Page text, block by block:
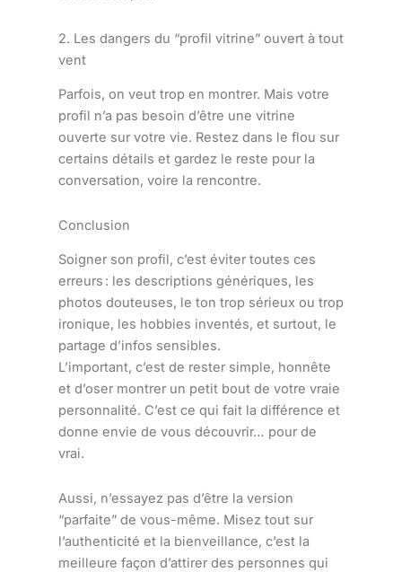
2. Les dangers du “profil vitrine” ouvert à tout
vent
Parfois, on veut trop en montrer. Mais votre
profil n’a pas besoin d’être une vitrine
ouverte sur votre vie. Restez dans le flou sur
certains détails et gardez le reste pour la
conversation, voire la rencontre.
Conclusion
Soigner son profil, c’est éviter toutes ces
erreurs : les descriptions génériques, les
photos douteuses, le ton trop sérieux ou trop
ironique, les hobbies inventés, et surtout, le
partage d’infos sensibles.
L’important, c’est de rester simple, honnête
et d’oser montrer un petit bout de votre vraie
personnalité. C’est ce qui fait la différence et
donne envie de vous découvrir… pour de
vrai.
Aussi, n’essayez pas d’être la version
“parfaite” de vous-même. Misez tout sur
l’authenticité et la bienveillance, c’est la
meilleure façon d’attirer des personnes qui